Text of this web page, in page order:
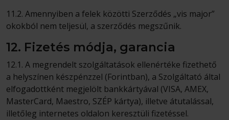
11.2. Amennyiben a felek közötti Szerződés „vis major”
okokból nem teljesül, a szerződés megszűnik.
12. Fizetés módja, garancia
12.1. A megrendelt szolgáltatások ellenértéke fizethető
a helyszínen készpénzzel (Forintban), a Szolgáltató által
elfogadottként megjelölt bankkártyával (VISA, AMEX,
MasterCard, Maestro, SZÉP kártya), illetve átutalással,
illetőleg internetes oldalon keresztüli fizetéssel.